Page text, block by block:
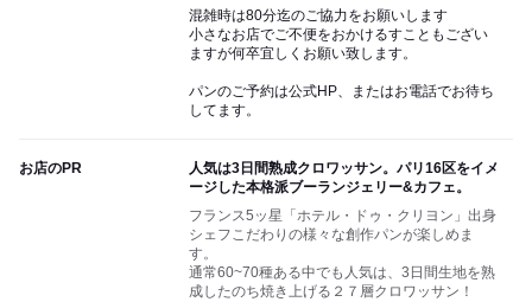
混雑時は80分迄のご協力をお願いします
小さなお店でご不便をおかけるすこともござい
ますが何卒宜しくお願い致します。
パンのご予約は公式HP、またはお電話でお待ち
してます。
お店のPR
人気は3日間熟成クロワッサン。パリ16区をイメ
ージした本格派ブーランジェリー&カフェ。
フランス5ッ星「ホテル・ドゥ・クリヨン」出身
シェフこだわりの様々な創作パンが楽しめま
す。
通常60~70種ある中でも人気は、3日間生地を熟
成したのち焼き上げる２７層クロワッサン！